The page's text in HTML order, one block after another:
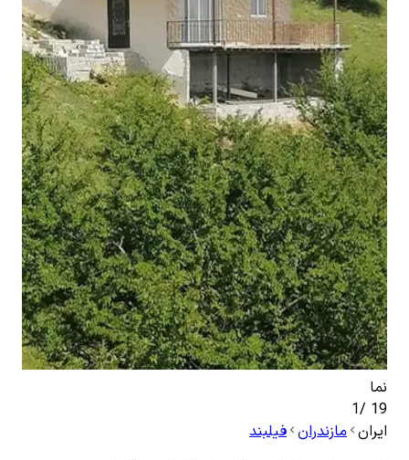
نما
19
/
1
ایران مازندران فیلبند